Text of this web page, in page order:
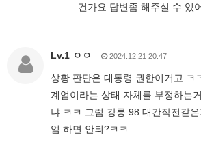
건가요 답변좀 해주실 수 있
Lv.1 ㅇㅇ 2024.12.21 20:47
상황 판단은 대통령 권한이거고 ㅋ
계엄이라는 상태 자체를 부정하는
냐 ㅋㅋ 그럼 강릉 98 대간작전같
엄 하면 안되?ㅋㅋ